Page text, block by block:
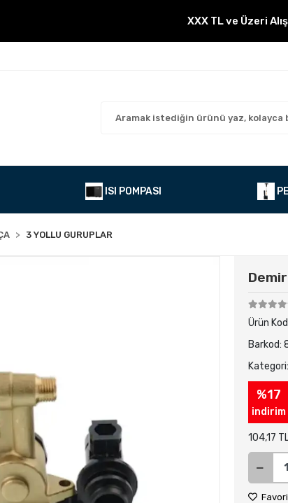
XXX TL ve Üzeri
ISI POMPASI
3 YOLLU GURUPLAR
Ürün
Barkod:
Kategori:
%17
indirim
104,17